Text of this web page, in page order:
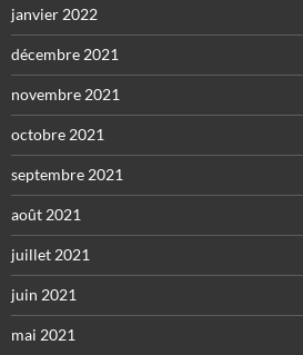
janvier 2022
décembre 2021
novembre 2021
octobre 2021
septembre 2021
août 2021
juillet 2021
juin 2021
mai 2021